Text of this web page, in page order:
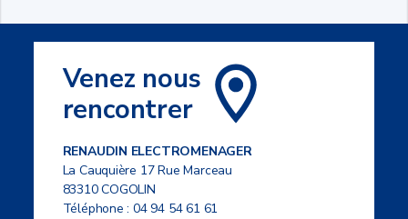
Venez nous
rencontrer
RENAUDIN ELECTROMENAGER
La Cauquière 17 Rue Marceau
83310 COGOLIN
Téléphone :04 94 54 61 61